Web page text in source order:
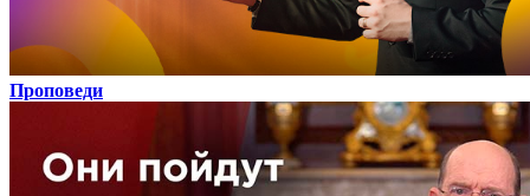
Проповеди